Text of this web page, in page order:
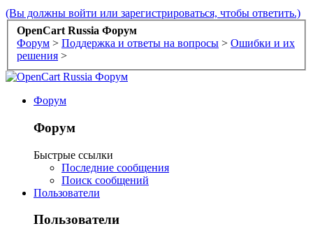
(Вы должны войти или зарегистрироваться, чтобы ответить.)
OpenCart Russia Форум
Форум > Поддержка и ответы на вопросы > Ошибки и их
решения >
Форум
Форум
Быстрые ссылки
Последние сообщения
Поиск сообщений
Пользователи
Пользователи